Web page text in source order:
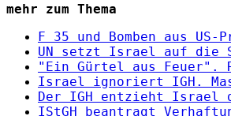
mehr zum Thema
F 35 und Bomben aus
UN setzt Israel auf die
"Ein Gürtel aus Feuer".
Israel ignoriert IGH.
Der IGH entzieht Israel
IStGH beantragt